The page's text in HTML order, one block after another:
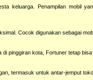
keluarga. Penampilan mobil
Cocok digunakan sebagai
pinggiran kota, Fortuner tetap bisa
termasuk untuk antar-jemput